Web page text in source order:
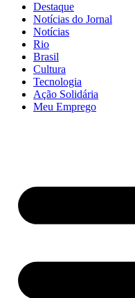
Destaque
Notícias do Jornal
Notícias
Rio
Brasil
Cultura
Tecnologia
Ação Solidária
Meu Emprego